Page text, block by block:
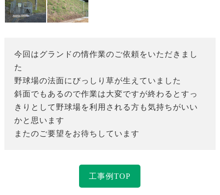
今回はグランドの情作業のご依頼をいただきまし
た
野球場の法面にびっしり草が生えていました
斜面でもあるので作業は大変ですが終わるとすっ
きりとして野球場を利用される方も気持ちがいい
かと思います
またのご要望をお待ちしています
工事例TOP